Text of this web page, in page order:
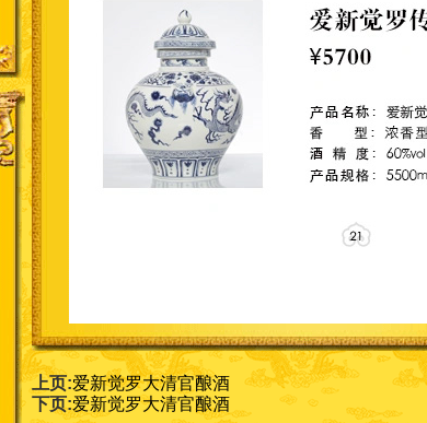
上页:爱新觉罗大清官酿酒
下页:爱新觉罗大清官酿酒